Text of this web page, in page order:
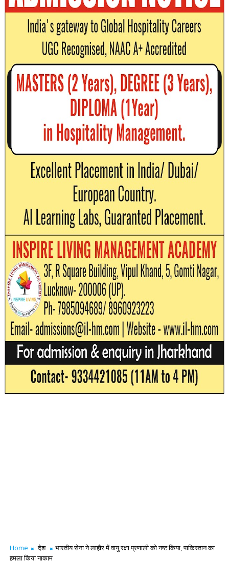
Home देश
भारतीय सेना ने लाहौर में वायु रक्षा प्रणाली को नष्ट किया, पाकिस्तान का
हमला किया नाकाम